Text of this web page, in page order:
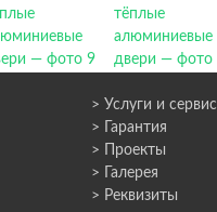
> Услуги и сервис
> Гарантия
> Проекты
> Галерея
> Реквизиты